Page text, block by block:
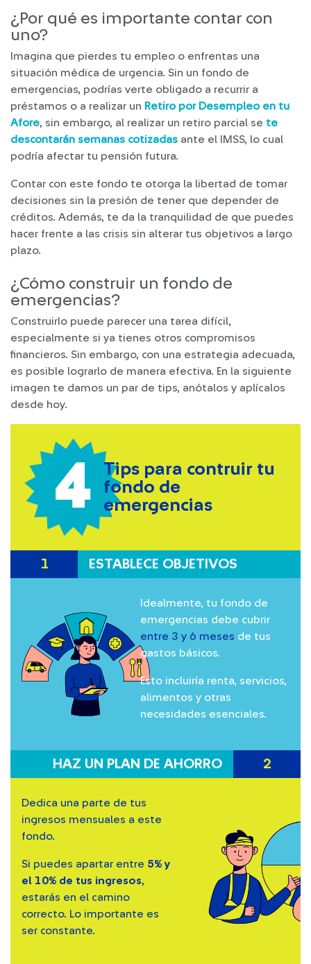
¿Por qué es importante contar con
uno?
Imagina que pierdes tu empleo o enfrentas una
situación médica de urgencia. Sin un fondo de
emergencias, podrías verte obligado a recurrir a
préstamos o a realizar un Retiro por Desempleo en tu
Afore, sin embargo, al realizar un retiro parcial se te
descontarán semanas cotizadas ante el IMSS, lo cual
podría afectar tu pensión futura.
Contar con este fondo te otorga la libertad de tomar
decisiones sin la presión de tener que depender de
créditos. Además, te da la tranquilidad de que puedes
hacer frente a las crisis sin alterar tus objetivos a largo
plazo.
¿Cómo construir un fondo de
emergencias?
Construirlo puede parecer una tarea difícil,
especialmente si ya tienes otros compromisos
financieros. Sin embargo, con una estrategia adecuada,
es posible lograrlo de manera efectiva. En la siguiente
imagen te damos un par de tips, anótalos y aplícalos
desde hoy.
Tips para contruir tu
fondo de
emergencias
1 ESTABLECE OBJETIVOS
Idealmente, tu fondo de
emergencias debe cubrir
entre 3 y 6 meses de tus
gastos básicos.
Esto incluiría renta, servicios,
alimentos y otras
necesidades esenciales.
HAZ UN PLAN DE AHORRO 2
Dedica una parte de tus
ingresos mensuales a este
fondo.
Si puedes apartar entre 5% y
el 10% de tus ingresos,
estarás en el camino
correcto. Lo importante es
ser constante.